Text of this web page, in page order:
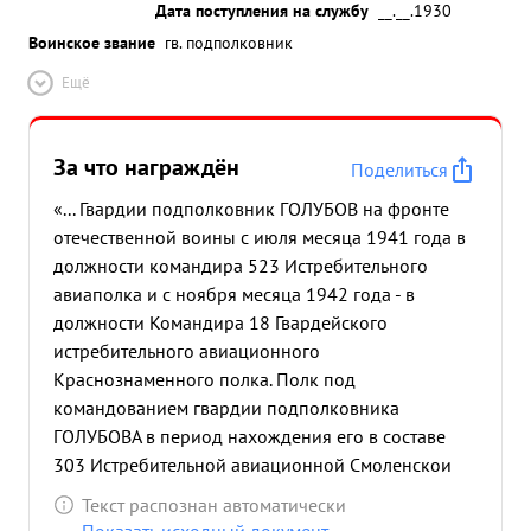
отличное выполнение боевых задания
Командования. Стойко, не зная стража летчики
ГОЛУБОВА - уничтожают технику и живую силу во
рага на земле, сбивают воздушных боях самолеты
врага. Пр и этом полк не имеет небоевых потерь.
Боевые потери в полку, как в летном составе, так
и в матер иаль ной части сведены до минимума.
...»
Дата поступления на службу
__.__.1930
Воинское звание гв. подполковник
Ещё
За что награждён
Поделиться
«... Гвардии подполковник ГОЛУБОВ на фронте
отечественной воины с июля месяца 1941 года в
должности командира 523 Истребительного
авиаполка и с ноября месяца 1942 года - в
должности Командира 18 Гвардейского
истребительного авиационного
Краснознаменного полка. Полк под
командованием гвардии подполковника
ГОЛУБОВА в период нахождения его в составе
303 Истребительной авиационной Смоленскои
дивизии, с февраля месяца 1943 года по 28
января 1944г. произвел 3450 боевых вылетов с
Текст распознан автоматически